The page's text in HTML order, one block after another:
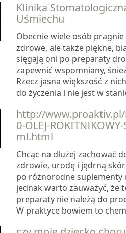
Klinika
Uśmiechu
Obecnie wiele osób
zdrowe, ale także piękne,
sięgają oni po preparaty
zapewnić wspomniany,
Rzecz jasna większość z
do życzenia i nie jest w
http://
0-OLEJ-ROKITNIKOWY-
ml.html
Chcąc na dłużej zachować
zdrowie, urodę i jędrną
po różnorodne suplementy
jednak warto zauważyć, że
preparaty nie należą do
W praktyce bowiem to